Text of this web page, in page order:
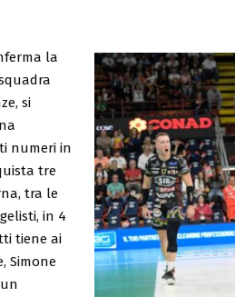
la
si
numeri in
tre
tra le
in 4
tiene ai
Simone